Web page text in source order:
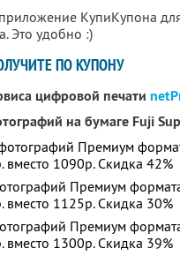
КупиКупона
Это удобно :)
ПО КУПОНУ
цифровой печати
на бумаге Fuji
Премиум
вместо 1090р. Скидка 42%
Премиум
вместо 1125р. Скидка 30%
Премиум
вместо 1300р. Скидка 39%